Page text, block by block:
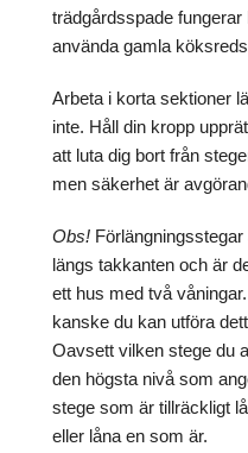
trädgårdsspade
använda gamla
Arbeta i korta sektioner
inte. Håll din kropp
att luta dig bort från
men säkerhet är
Obs!
längs takkanten och är
ett hus med två
kanske du kan utföra
Oavsett vilken stege du
den högsta nivå som
stege som är tillräckligt
eller låna en som är.